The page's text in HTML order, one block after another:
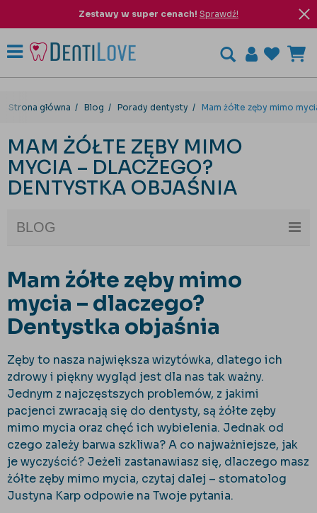
Zestawy w super cenach! Sprawdź!
Strona główna Blog Porady dentysty Mam żółte zęby mimo
MAM ŻÓŁTE ZĘBY MIMO
MYCIA – DLACZEGO?
DENTYSTKA OBJAŚNIA
BLOG
Mam żółte zęby mimo
mycia – dlaczego?
Dentystka objaśnia
Zęby to nasza największa wizytówka, dlatego ich
zdrowy i piękny wygląd jest dla nas tak ważny.
Jednym z najczęstszych problemów, z jakimi
pacjenci zwracają się do dentysty, są żółte zęby
mimo mycia oraz chęć ich wybielenia. Jednak od
czego zależy barwa szkliwa? A co najważniejsze, jak
je wyczyścić? Jeżeli zastanawiasz się, dlaczego masz
żółte zęby mimo mycia, czytaj dalej – stomatolog
Justyna Karp odpowie na Twoje pytania.